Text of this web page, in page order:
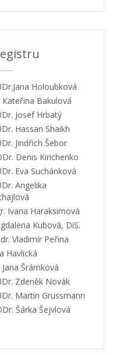
Holoubková
Kateřina Bakulová
Josef Hrbatý
Hassan Shaikh
Jindřich Šebor
Denis Kirichenko
Eva Suchánková
Angelika
Ivana Haraksimová
Kubová, DiS.
Vladimír Peřina
Havlická
Jana Šrámková
Zdeněk Novák
Martin Grussmann
Šárka Šejvlová